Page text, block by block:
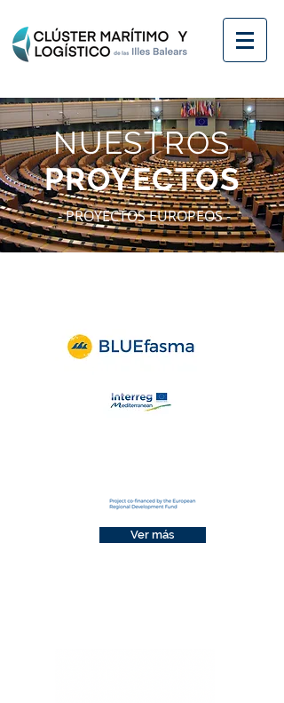
NUESTROS
PROYECTOS
- PROYECTOS EUROPEOS -
Ver más